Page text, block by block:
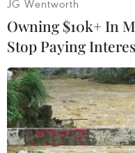
FedEx và hiện
hay chấn thươngdo
JG Wentworth
Owning $10k+ In
Stop Paying